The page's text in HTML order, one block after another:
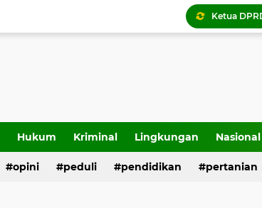
Hukum Kriminal Lingkungan Nasional
opini peduli pendidikan pertanian